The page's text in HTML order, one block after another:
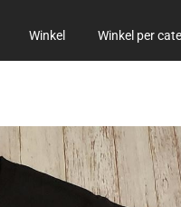
Winkel Winkel per